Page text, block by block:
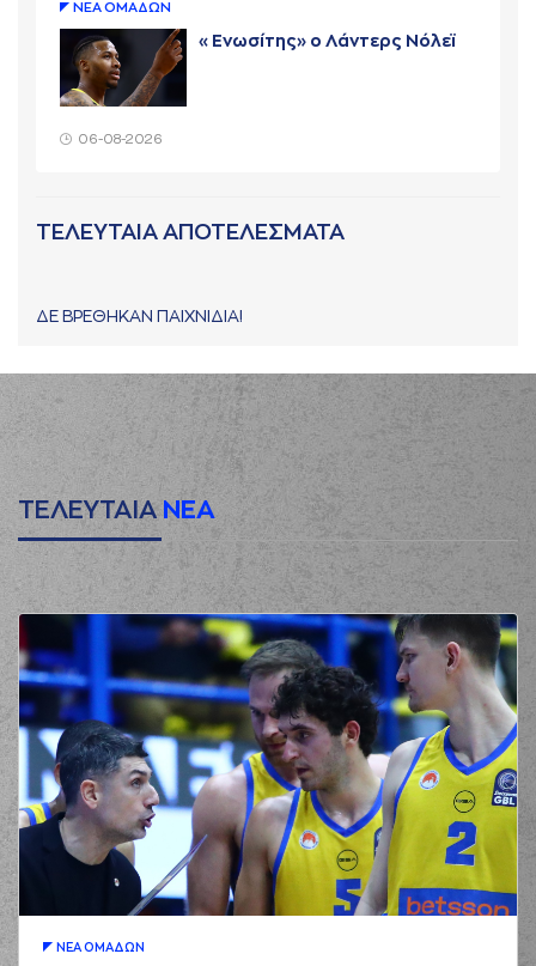
ΝΕA ΟΜAΔΩΝ
«Ενωσίτης» ο Λάντερς Νόλεϊ
06-08-2026
ΤΕΛΕΥΤΑΙΑ ΑΠΟΤΕΛΕΣΜΑΤΑ
ΔΕ ΒΡΕΘΗΚΑΝ ΠΑΙΧΝΙΔΙΑ!
ΤΕΛΕΥΤΑΙΑ ΝΕΑ
ΝΕA ΟΜAΔΩΝ